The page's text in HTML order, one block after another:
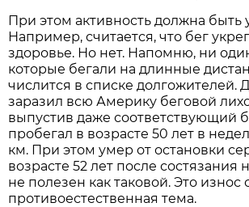
При этом активность должна быть
Например, считается, что бег
здоровье. Но нет. Напомню, ни
которые бегали на длинные
числится в списке
заразил всю Америку беговой
выпустив даже соответствующий
пробегал в возрасте 50 лет в
км. При этом умер от остановки
возрасте 52 лет после состязания
не полезен как таковой. Это износ
противоестественная тема.